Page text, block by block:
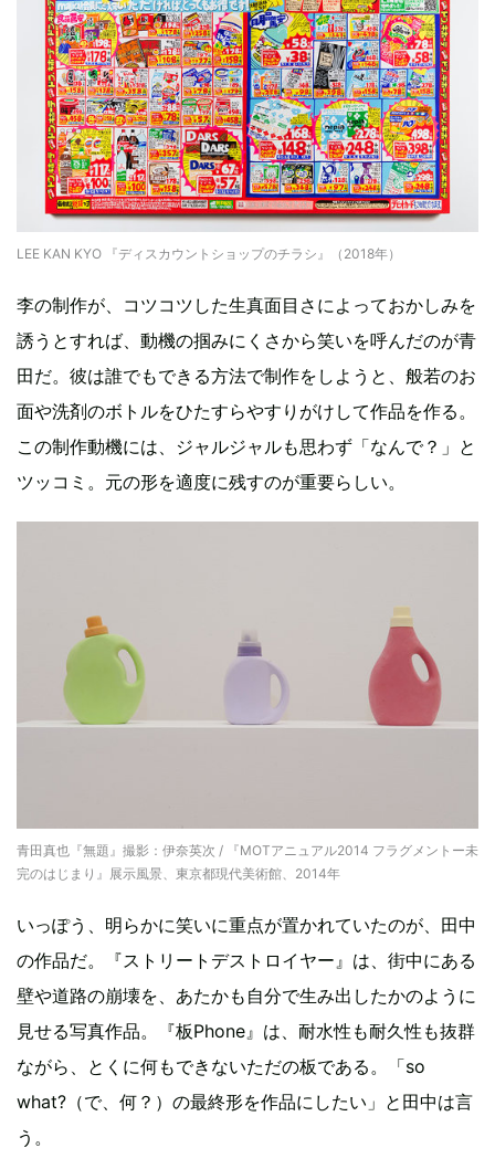
LEE KAN KYO 『ディスカウントショップのチラシ』（2018年）
李の制作が、コツコツした生真面目さによっておかしみを
誘うとすれば、動機の掴みにくさから笑いを呼んだのが青
田だ。彼は誰でもできる方法で制作をしようと、般若のお
面や洗剤のボトルをひたすらやすりがけして作品を作る。
この制作動機には、ジャルジャルも思わず「なんで？」と
ツッコミ。元の形を適度に残すのが重要らしい。
青田真也『無題』撮影：伊奈英次 / 『MOTアニュアル2014 フラグメントー未
完のはじまり』展示風景、東京都現代美術館、2014年
いっぽう、明らかに笑いに重点が置かれていたのが、田中
の作品だ。『ストリートデストロイヤー』は、街中にある
壁や道路の崩壊を、あたかも自分で生み出したかのように
見せる写真作品。『板Phone』は、耐水性も耐久性も抜群
ながら、とくに何もできないただの板である。「so
what?（で、何？）の最終形を作品にしたい」と田中は言
う。